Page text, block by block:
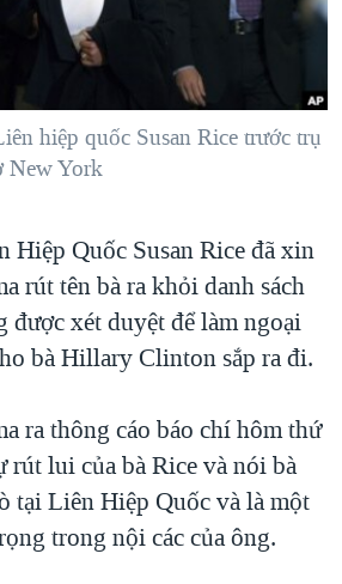
2024
TẠI DẢI GAZA
& CON ĐƯỜNG
GIỚI
VÀ NAY
HÒA Ở VIỆT NAM
CHÍNH PHỦ VIỆT NAM
SÓNG TRỘM HẢI SÂM
hiệp quốc Susan Rice trước trụ
New York
Quốc Susan Rice đã xin
rút tên bà ra khỏi danh sách
được xét duyệt để làm ngoại
bà Hillary Clinton sắp ra đi.
ra thông cáo báo chí hôm thứ
rút lui của bà Rice và nói bà
tại Liên Hiệp Quốc và là một
trong nội các của ông.